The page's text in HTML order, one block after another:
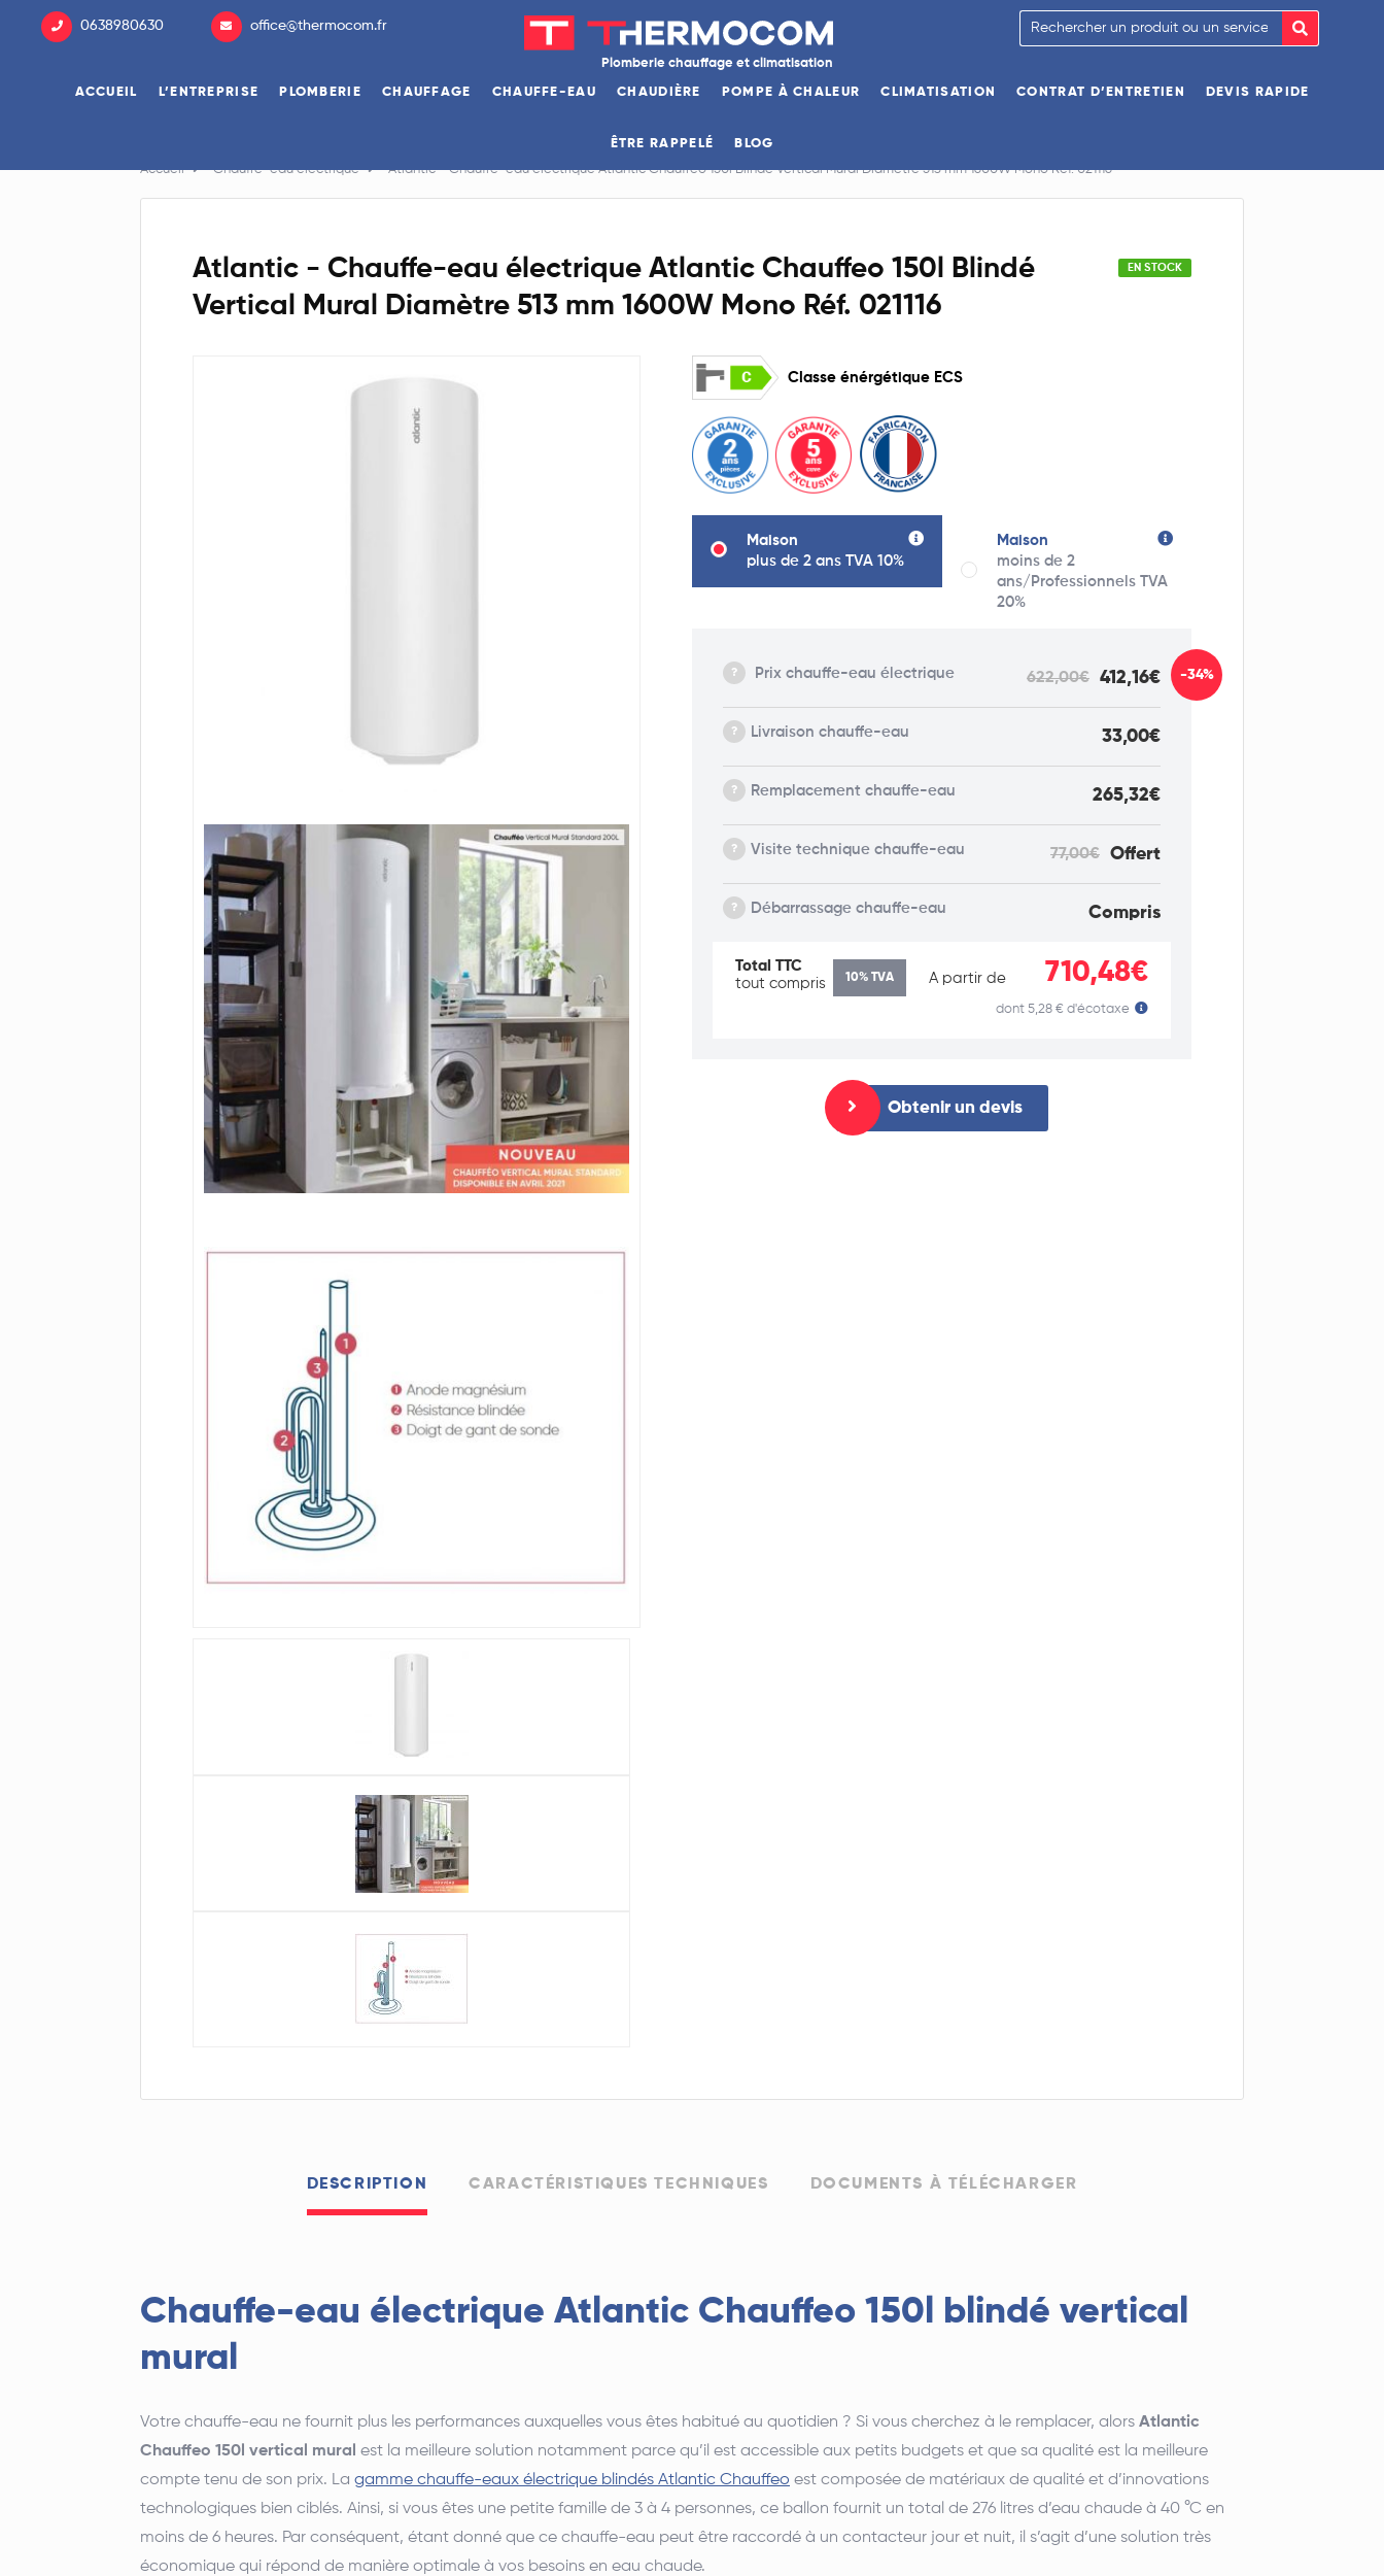
0638980630 office@thermocom.fr
Plomberie chauffage et climatisation
ACCUEIL L’ENTREPRISE PLOMBERIE CHAUFFAGE CHAUFFE-EAU CHAUDIÈRE POMPE À CHALEUR CLIMATISATION CONTRAT D’ENTRETIEN DEVIS RAPIDE
ÊTRE RAPPELÉ
BLOG
Accueil
Chauffe-eau électrique Atlantic - Chauffe-eau électrique Atlantic Chauffeo 150l Blindé Vertical Mural Diamètre 513 mm 1600W Mono Réf. 021116
Atlantic - Chauffe-eau électrique Atlantic Chauffeo 150l Blindé
Vertical Mural Diamètre 513 mm 1600W Mono Réf. 021116
EN STOCK
Classe énérgétique ECS
Maison
plus de 2 ans TVA 10%
Maison
moins de 2
ans/Professionnels TVA
20%
-34%
Prix chauffe-eau électrique 412,16€
622,00€
Livraison chauffe-eau 33,00€
Remplacement chauffe-eau 265,32€
Visite technique chauffe-eau Offert
77,00€
Débarrassage chauffe-eau Compris
Total TTC
tout compris
A partir de
10% TVA 710,48€
dont 5,28 € d'écotaxe
Obtenir un devis
DESCRIPTION CARACTÉRISTIQUES TECHNIQUES DOCUMENTS À TÉLÉCHARGER
Chauffe-eau électrique Atlantic Chauffeo 150l blindé vertical
mural
Votre chauffe-eau ne fournit plus les performances auxquelles vous êtes habitué au quotidien ? Si vous cherchez à le remplacer, alors Atlantic
Chauffeo 150l vertical mural est la meilleure solution notamment parce qu’il est accessible aux petits budgets et que sa qualité est la meilleure
compte tenu de son prix. La gamme chauffe-eaux électrique blindés Atlantic Chauffeo est composée de matériaux de qualité et d’innovations
technologiques bien ciblés. Ainsi, si vous êtes une petite famille de 3 à 4 personnes, ce ballon fournit un total de 276 litres d’eau chaude à 40 °C en
moins de 6 heures. Par conséquent, étant donné que ce chauffe-eau peut être raccordé à un contacteur jour et nuit, il s’agit d’une solution très
économique qui répond de manière optimale à vos besoins en eau chaude.